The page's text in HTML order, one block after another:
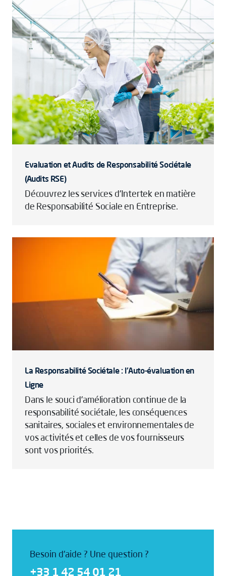
Evaluation et Audits de Responsabilité Sociétale
(Audits RSE)
Découvrez les services d'Intertek en matière
de Responsabilité Sociale en Entreprise.
La Responsabilité Sociétale : l'Auto-évaluation en
Ligne
Dans le souci d'amélioration continue de la
responsabilité sociétale, les conséquences
sanitaires, sociales et environnementales de
vos activités et celles de vos fournisseurs
sont vos priorités.
Besoin d'aide ? Une question ?
+33 1 42 54 01 21